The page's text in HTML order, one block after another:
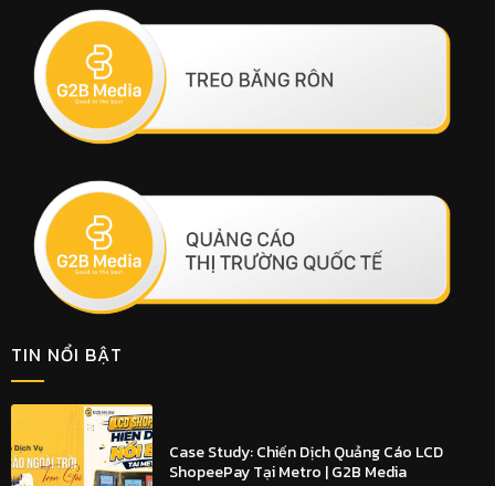
TIN NỔI BẬT
Case Study: Chiến Dịch Quảng Cáo LCD
ShopeePay Tại Metro | G2B Media